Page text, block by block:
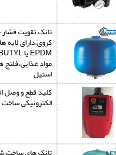
کروی،دارای
مواد
استیل
کلید قطع و وصل
الکترونیکی ساخت